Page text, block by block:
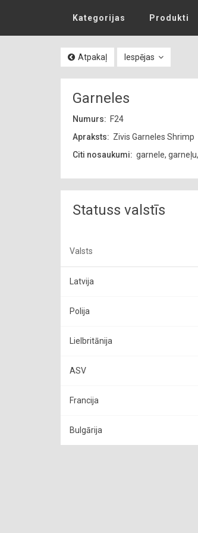
Kategorijas Produkti
Atpakaļ Iespējas
Garneles
Numurs: F24
Apraksts: Zivis Garneles Shrimp
Citi nosaukumi: garnele,
Statuss valstīs
Valsts
Latvija
Polija
Lielbritānija
ASV
Francija
Bulgārija